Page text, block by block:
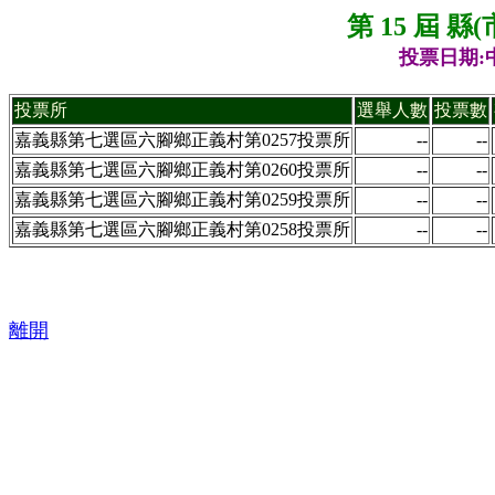
第 15 屆 縣(
投票日期:
投票所 選舉人數 投票數
嘉義縣第七選區六腳鄉正義村第0257投票所
--
--
嘉義縣第七選區六腳鄉正義村第0260投票所
--
--
嘉義縣第七選區六腳鄉正義村第0259投票所
--
--
嘉義縣第七選區六腳鄉正義村第0258投票所
-- --
離開